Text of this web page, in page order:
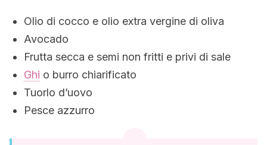
Olio di cocco e olio extra vergine di oliva
Avocado
Frutta secca e semi non fritti e privi di sale
Ghi o burro chiarificato
Tuorlo d’uovo
Pesce azzurro